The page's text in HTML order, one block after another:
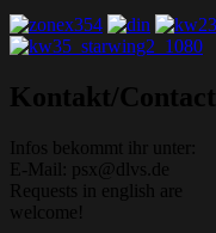
Kontakt/Contact
Infos bekommt ihr unter:
E-Mail: psx@dlvs.de
Requests in english are
welcome!